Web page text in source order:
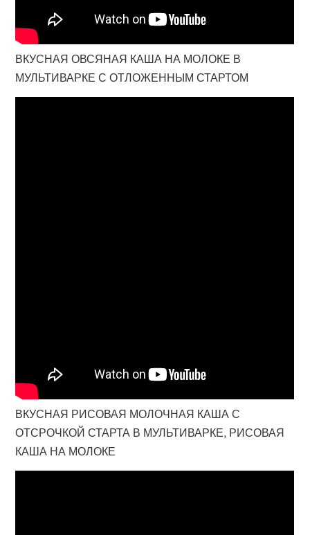
ВКУСНАЯ ОВСЯНАЯ КАША НА МОЛОКЕ В
МУЛЬТИВАРКЕ С ОТЛОЖЕННЫМ СТАРТОМ
ВКУСНАЯ РИСОВАЯ МОЛОЧНАЯ КАША С
ОТСРОЧКОЙ СТАРТА В МУЛЬТИВАРКЕ, РИСОВАЯ
КАША НА МОЛОКЕ